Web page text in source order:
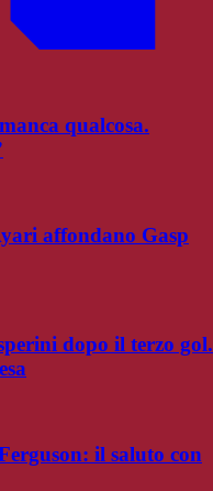
qualcosa.
affondano Gasp
dopo il terzo gol.
il saluto con